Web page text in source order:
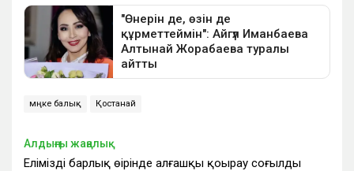
мөңке балық Қостанай
Алдыңғы жаңалық
Еліміздің барлық өңірінде алғашқы қоңырау соғылды